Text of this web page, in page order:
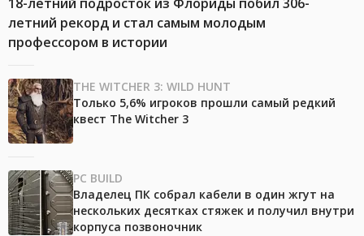
18-летний подросток из Флориды побил 306-
летний рекорд и стал самым молодым
профессором в истории
THE WITCHER 3: WILD HUNT
Только 5,6% игроков прошли самый редкий
квест The Witcher 3
PC BUILD
Владелец ПК собрал кабели в один жгут на
нескольких десятках стяжек и получил внутри
корпуса позвоночник